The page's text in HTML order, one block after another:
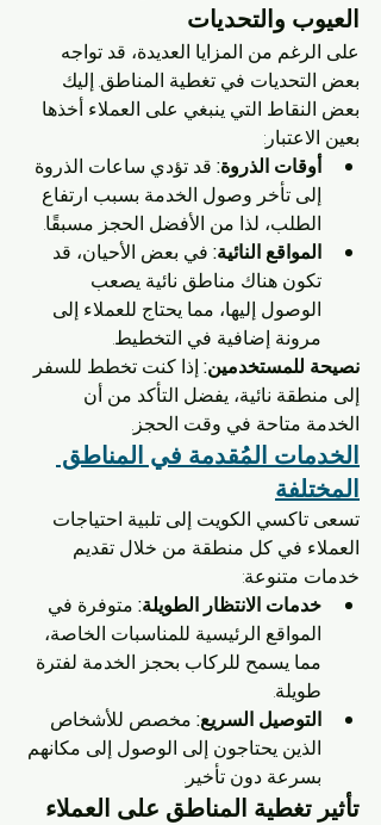
العيوب والتحديات
على الرغم من المزايا العديدة، قد تواجه
بعض التحديات في تغطية المناطق. إليك
بعض النقاط التي ينبغي على العملاء أخذها
بعين الاعتبار:
أوقات الذروة: قد تؤدي ساعات الذروة
إلى تأخر وصول الخدمة بسبب ارتفاع
الطلب، لذا من الأفضل الحجز مسبقًا.
المواقع النائية: في بعض الأحيان، قد
تكون هناك مناطق نائية يصعب
الوصول إليها، مما يحتاج للعملاء إلى
مرونة إضافية في التخطيط.
نصيحة للمستخدمين: إذا كنت تخطط للسفر
إلى منطقة نائية، يفضل التأكد من أن
الخدمة متاحة في وقت الحجز.
الخدمات المُقدمة في المناطق
المختلفة
تسعى تاكسي الكويت إلى تلبية احتياجات
العملاء في كل منطقة من خلال تقديم
خدمات متنوعة:
خدمات الانتظار الطويلة: متوفرة في
المواقع الرئيسية للمناسبات الخاصة،
مما يسمح للركاب بحجز الخدمة لفترة
طويلة.
التوصيل السريع: مخصص للأشخاص
الذين يحتاجون إلى الوصول إلى مكانهم
بسرعة دون تأخير.
تأثير تغطية المناطق على العملاء